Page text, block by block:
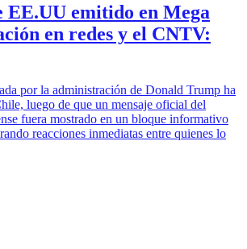
EE.UU emitido en Mega
en redes y el CNTV:
por la administración de Donald Trump ha
luego de que un mensaje oficial del
fuera mostrado en un bloque informativo
reacciones inmediatas entre quienes lo